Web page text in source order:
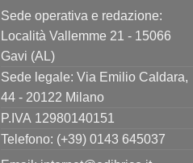
Sede operativa e redazione:
Località Vallemme 21 - 15066
Gavi (AL)
Sede legale: Via Emilio Caldara,
44 - 20122 Milano
P.IVA 12980140151
Telefono: (+39) 0143 645037